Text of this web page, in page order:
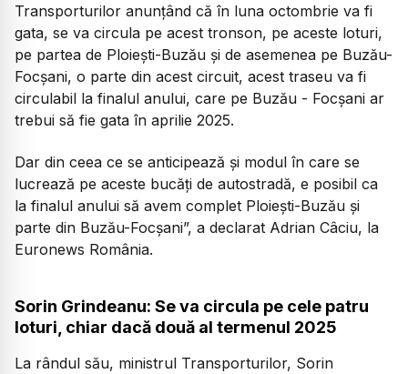
Transporturilor anunțând că în luna octombrie va fi
gata, se va circula pe acest tronson, pe aceste loturi,
pe partea de Ploiești-Buzău și de asemenea pe Buzău-
Focșani, o parte din acest circuit, acest traseu va fi
circulabil la finalul anului, care pe Buzău - Focșani ar
trebui să fie gata în aprilie 2025.
Dar din ceea ce se anticipează și modul în care se
lucrează pe aceste bucăți de autostradă, e posibil ca
la finalul anului să avem complet Ploiești-Buzău și
parte din Buzău-Focșani”, a declarat Adrian Câciu, la
Euronews România.
Sorin Grindeanu: Se va circula pe cele patru
loturi, chiar dacă două al termenul 2025
La rândul său, ministrul Transporturilor, Sorin